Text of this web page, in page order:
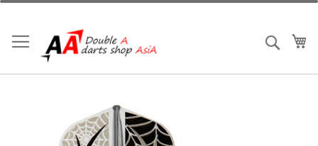
跳
內
容
搜索